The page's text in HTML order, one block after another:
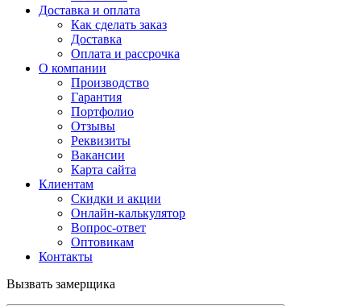
Доставка и оплата
Как сделать заказ
Доставка
Оплата и рассрочка
О компании
Производство
Гарантия
Портфолио
Отзывы
Реквизиты
Вакансии
Карта сайта
Клиентам
Скидки и акции
Онлайн-калькулятор
Вопрос-ответ
Оптовикам
Контакты
Вызвать замерщика